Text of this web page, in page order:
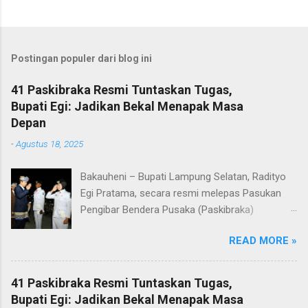
Postingan populer dari blog ini
41 Paskibraka Resmi Tuntaskan Tugas,
Bupati Egi: Jadikan Bekal Menapak Masa
Depan
-Agustus 18, 2025
Bakauheni – Bupati Lampung Selatan, Radityo
Egi Pratama, secara resmi melepas Pasukan
Pengibar Bendera Pusaka (Paskibraka)
Pelepasan dilakukan usai upacara penurunan
bendera di Lapangan Menara Siger, Bakauheni,
Minggu malam (17/8/2025). Sebanyak 41
anggota Paskibraka yang sebelumnya sukses
READ MORE »
41 Paskibraka Resmi Tuntaskan Tugas,
Bupati Egi: Jadikan Bekal Menapak Masa